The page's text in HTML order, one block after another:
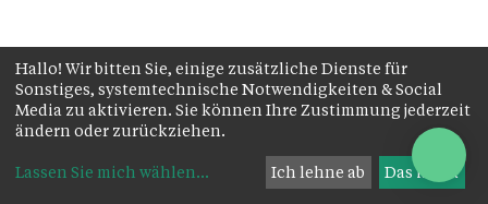
Hallo! Wir bitten Sie, einige zusätzliche Dienste für
Sonstiges, systemtechnische Notwendigkeiten & Social
Media zu aktivieren. Sie können Ihre Zustimmung jederzeit
ändern oder zurückziehen.
Lassen Sie mich wählen... Ich lehne ab Das ist ok